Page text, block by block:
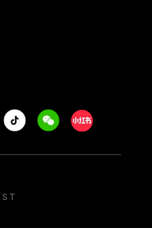
Tiktok WeechatXiaohongshu/